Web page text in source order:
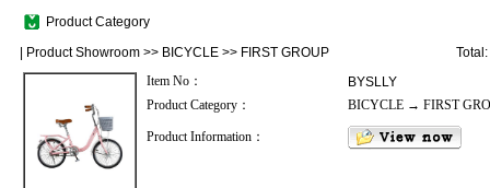
Product Category
Product Showroom >> BICYCLE >> FIRST GROUP
Item No：
BYSLLY
Product Category：
BICYCLE → FIRST
Product Information：